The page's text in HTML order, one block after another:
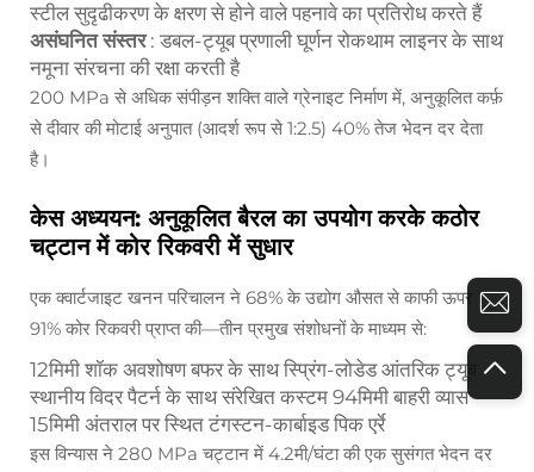
स्टील सुदृढीकरण के क्षरण से होने वाले पहनावे का प्रतिरोध करते हैं
असंघनित संस्तर: डबल-ट्यूब प्रणाली घूर्णन रोकथाम लाइनर के साथ
नमूना संरचना की रक्षा करती है
200 MPa से अधिक संपीड़न शक्ति वाले ग्रेनाइट निर्माण में, अनुकूलित कर्फ़
से दीवार की मोटाई अनुपात (आदर्श रूप से 1:2.5) 40% तेज भेदन दर देता
है।
केस अध्ययन: अनुकूलित बैरल का उपयोग करके कठोर
चट्टान में कोर रिकवरी में सुधार
एक क्वार्टजाइट खनन परिचालन ने 68% के उद्योग औसत से काफी ऊपर
91% कोर रिकवरी प्राप्त की—तीन प्रमुख संशोधनों के माध्यम से:
12मिमी शॉक अवशोषण बफर के साथ स्प्रिंग-लोडेड आंतरिक ट्यूब
स्थानीय विदर पैटर्न के साथ संरेखित कस्टम 94मिमी बाहरी व्यास
15मिमी अंतराल पर स्थित टंगस्टन-कार्बाइड पिक एर्रे
इस विन्यास ने 280 MPa चट्टान में 4.2मी/घंटा की एक सुसंगत भेदन दर